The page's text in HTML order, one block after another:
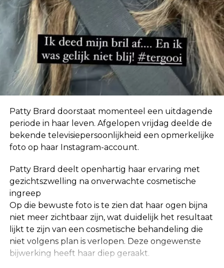
In eerste instantie geloofde ze de geruchten niet.
“Ik hoor zoveel dingen. Mensen horen ook dingen
over mij die helemaal niet waar zijn, dus ik neem
niet klakkeloos alles aan wat ik via via hoor.”
De relatie die ze met Jeroen had was niet hecht,
Patty Brard doorstaat momenteel een uitdagende
periode in haar leven. Afgelopen vrijdag deelde de
bekende televisiepersoonlijkheid een opmerkelijke
foto op haar Instagram-account.
Patty Brard deelt openhartig haar ervaring met
gezichtszwelling na onverwachte cosmetische
ingreep
Op die bewuste foto is te zien dat haar ogen bijna
niet meer zichtbaar zijn, wat duidelijk het resultaat
lijkt te zijn van een cosmetische behandeling die
niet volgens plan is verlopen. Deze ongewenste
bijwerking heeft haar diep geraakt.